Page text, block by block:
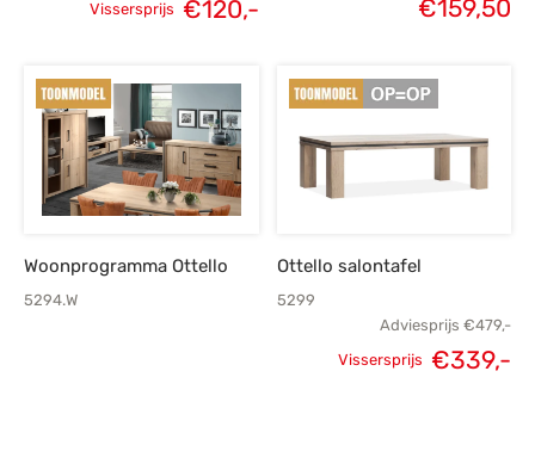
€299,-.
Vissersprijs €120,-
prijs is:
€120,-.
€159,50
Woonprogramma Ottello
5294.W
Ottello salontafel
5299
Adviesprijs €479,-
Vissersprijs €339,-